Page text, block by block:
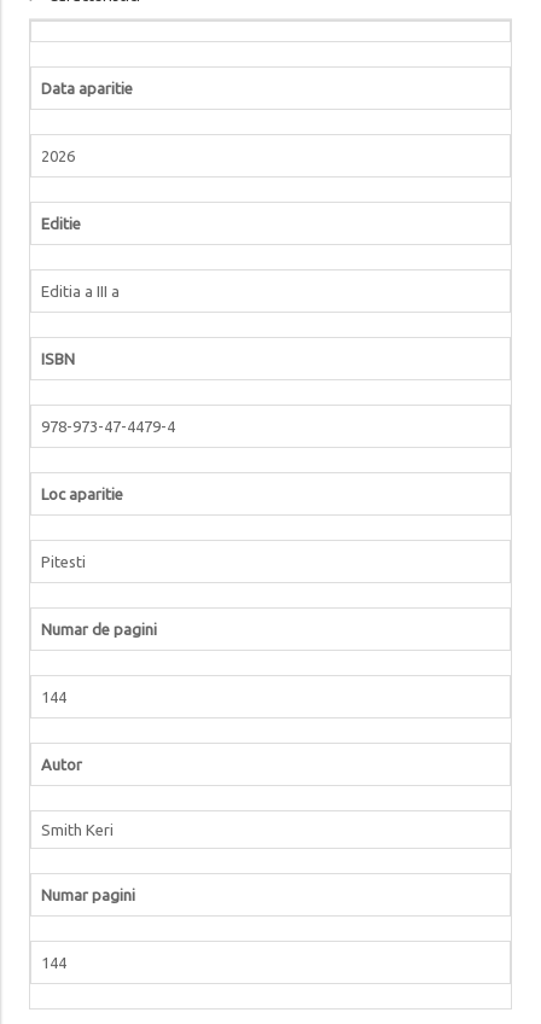
Data aparitie
2026
Editie
Editia a III a
ISBN
978-973-47-4479-4
Loc aparitie
Pitesti
Numar de pagini
144
Autor
Smith Keri
Numar pagini
144